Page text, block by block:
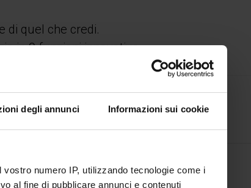
degli annunci Informazioni sui cookie
numero IP, utilizzando tecnologie come i
al fine di pubblicare annunci e contenuti
di quel che credi.
in 9 funzioni innovative.